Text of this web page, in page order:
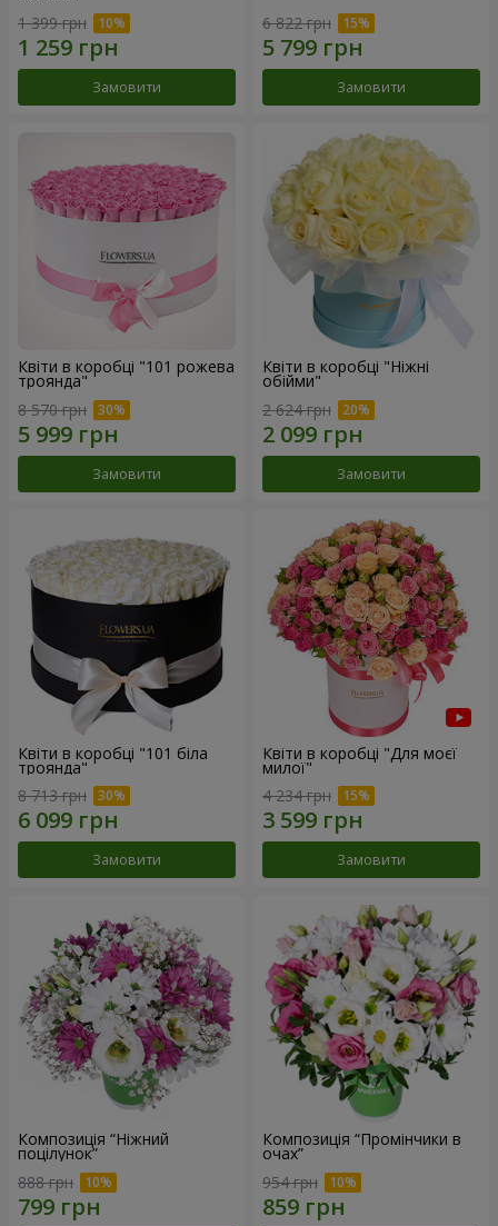
1 399 грн
Замовити
6 822 грн
Замовити
Квіти в коробці "101 рожева
троянда"
8 570 грн
Замовити
Квіти в коробці "Ніжні
обійми"
2 624 грн
Замовити
Квіти в коробці "101 біла
троянда"
8 713 грн
Замовити
Квіти в коробці "Для моєї
милої"
4 234 грн
Замовити
Композиція “Ніжний
поцілунок”
888 грн
Композиція “Промінчики в
очах”
954 грн